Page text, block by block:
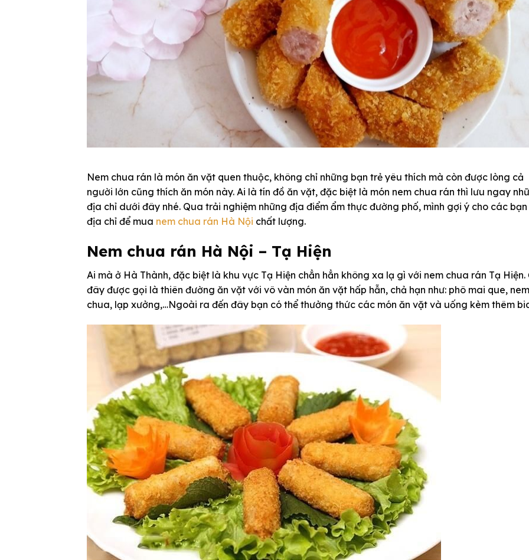
Nem chua rán là món ăn vặt quen thuộc, không chỉ những bạn trẻ yêu thích mà còn được lòng cả
người lớn cũng thích ăn món này. Ai là tín đồ ăn vặt, đặc biệt là món nem chua rán thì lưu ngay
địa chỉ dưới đây nhé. Qua trải nghiệm những địa điểm ẩm thực đường phố, mình gợi ý cho các bạn
địa chỉ để mua nem chua rán Hà Nội chất lượng.
Nem chua rán Hà Nội – Tạ Hiện
Ai mà ở Hà Thành, đặc biệt là khu vực Tạ Hiện chẳn hẳn không xa lạ gì với nem chua rán Tạ Hiện.
đây được gọi là thiên đường ăn vặt với vô vàn món ăn vặt hấp hẫn, chả hạn như: phô mai que, nem
chua, lạp xưởng,…Ngoài ra đến đây bạn có thể thưởng thức các món ăn vặt và uống kèm thêm